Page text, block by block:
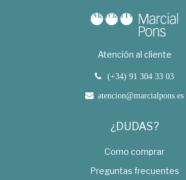
Atención al cliente
(+34) 91 304 33 03
atencion@marcialpons.es
¿DUDAS?
Como comprar
Preguntas frecuentes